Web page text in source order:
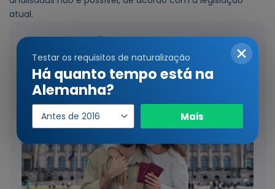
atual.
A nossa leitura recomendada
Testar os requisitos de naturalização
Há quanto tempo está na
Alemanha?
Ano
de
Mais